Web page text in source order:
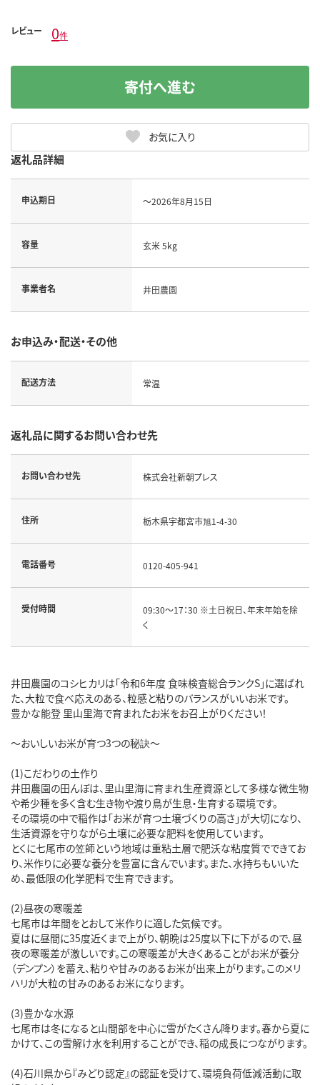
レビュー 0件
お気に入り
寄付へ進む
返礼品詳細
申込期日 ～2026年8月15日
容量 玄米 5kg
事業者名 井田農園
お申込み・配送・その他
配送方法 常温
返礼品に関するお問い合わせ先
お問い合わせ先 株式会社新朝プレス
住所 栃木県宇都宮市旭1-4-30
電話番号 0120-405-941
受付時間
09:30～17：30 ※土日祝日、年末年始を除
く
井田農園のコシヒカリは「令和6年度 食味検査総合ランクS」に選ばれ
た、大粒で食べ応えのある、粒感と粘りのバランスがいいお米です。
豊かな能登 里山里海で育まれたお米をお召上がりください！
～おいしいお米が育つ3つの秘訣～
(1)こだわりの土作り
井田農園の田んぼは、里山里海に育まれ生産資源として多様な微生物
や希少種を多く含む生き物や渡り鳥が生息・生育する環境です。
その環境の中で稲作は「お米が育つ土壌づくりの高さ」が大切になり、
生活資源を守りながら土壌に必要な肥料を使用しています。
とくに七尾市の笠師という地域は重粘土層で肥沃な粘度質でできてお
り、米作りに必要な養分を豊富に含んでいます。また、水持ちもいいた
め、最低限の化学肥料で生育できます。
(2)昼夜の寒暖差
七尾市は年間をとおして米作りに適した気候です。
夏はに昼間に35度近くまで上がり、朝晩は25度以下に下がるので、昼
夜の寒暖差が激しいです。この寒暖差が大きくあることがお米が養分
（デンプン）を蓄え、粘りや甘みのあるお米が出来上がります。このメリ
ハリが大粒の甘みのあるお米になります。
(3)豊かな水源
七尾市は冬になると山間部を中心に雪がたくさん降ります。春から夏に
かけて、この雪解け水を利用することができ、稲の成長につながります。
(4)石川県から『みどり認定』の認証を受けて、環境負荷低減活動に取